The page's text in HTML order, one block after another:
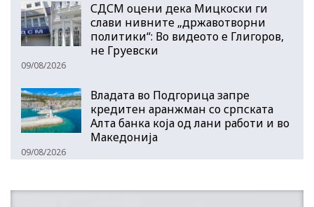
СДСМ оцени дека Мицкоски ги
слави нивните „државотворни
политики“: Во видеото е Глигоров,
не Груевски
09/08/2026
Владата во Подгорица запре
кредитен аранжман со српската
Алта банка која од лани работи и во
Македонија
09/08/2026